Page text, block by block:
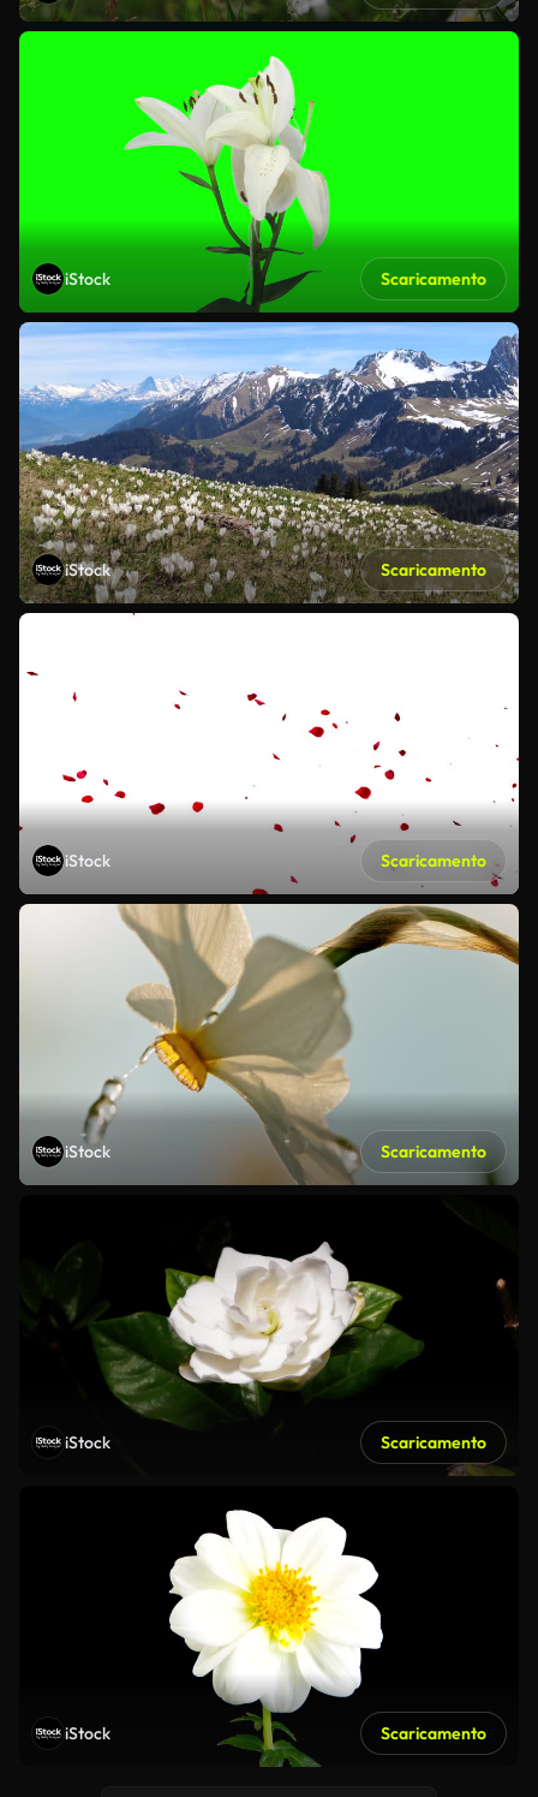
iStock Scaricamento
iStock Scaricamento
iStock Scaricamento
iStock Scaricamento
iStock Scaricamento
iStock Scaricamento